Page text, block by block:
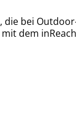
bei
dem